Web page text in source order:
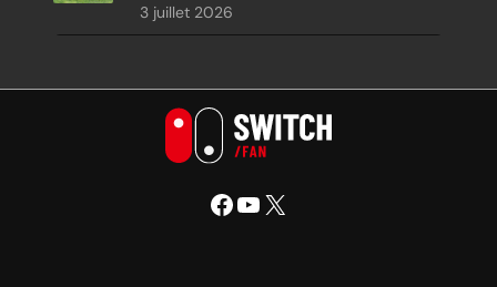
3 juillet 2026
Facebook YouTube X